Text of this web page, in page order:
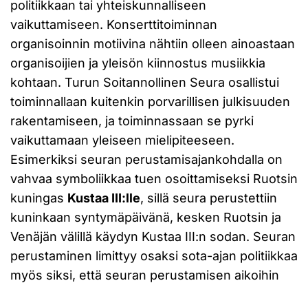
politiikkaan tai yhteiskunnalliseen
vaikuttamiseen. Konserttitoiminnan
organisoinnin motiivina nähtiin olleen ainoastaan
organisoijien ja yleisön kiinnostus musiikkia
kohtaan. Turun Soitannollinen Seura osallistui
toiminnallaan kuitenkin porvarillisen julkisuuden
rakentamiseen, ja toiminnassaan se pyrki
vaikuttamaan yleiseen mielipiteeseen.
Esimerkiksi seuran perustamisajankohdalla on
vahvaa symboliikkaa tuen osoittamiseksi Ruotsin
kuningas Kustaa III:lle, sillä seura perustettiin
kuninkaan syntymäpäivänä, kesken Ruotsin ja
Venäjän välillä käydyn Kustaa III:n sodan. Seuran
perustaminen limittyy osaksi sota-ajan politiikkaa
myös siksi, että seuran perustamisen aikoihin